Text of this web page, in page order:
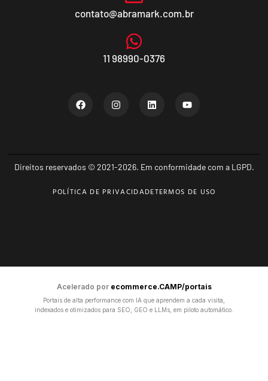
contato@abramark.com.br
11 98990-0376
Direitos reservados © 2021-2026. Em conformidade com a LGPD.
POLÍTICA DE PRIVACIDADETERMOS DE USO
Acelerado por ecommerce.CAMP/portais
Portais de alta performance com IA que aprendem a cada visita,
indexados e otimizados para SEO, GEO e LLMs, em piloto automático.